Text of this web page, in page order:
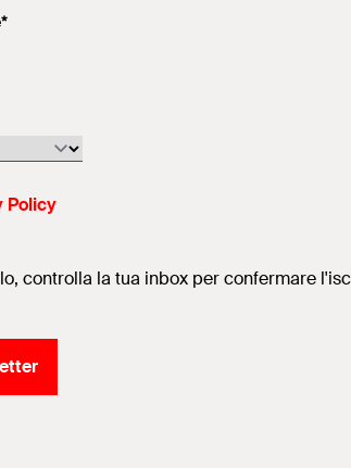
Policy
controlla la tua inbox per confermare